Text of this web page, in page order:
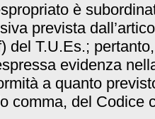
è
prevista
del T.U.Es.;
evidenza
a quanto
comma, del Codice